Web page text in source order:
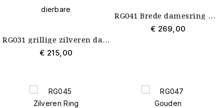
RG031 grillige zilveren damesring met zichtbare as van uw dierbare
€ 215,00
RG041 Brede damesring met as in hars zilver
€ 269,00